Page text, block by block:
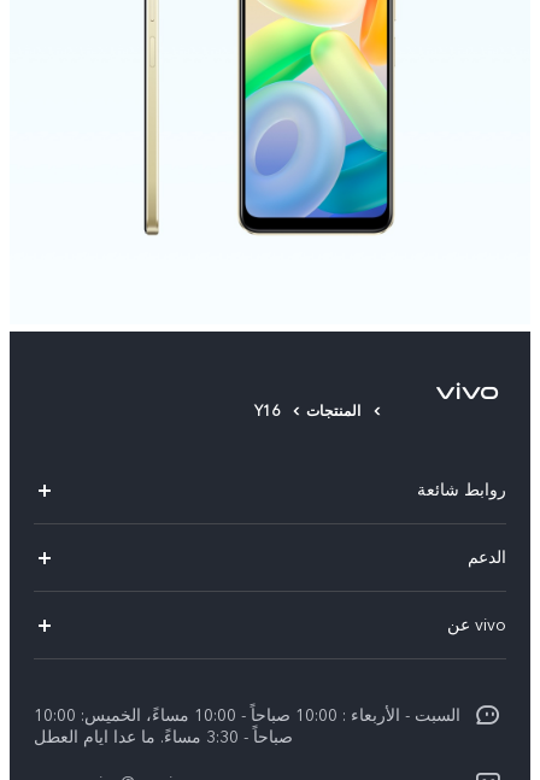
المنتجات Y16
روابط شائعة
X300 (New)
X200 FE (New)
الدعم
مركز الخدمة
Funtouch OS
vivo عن
الأخبار
الإشعارات القانونية
السبت - الأربعاء : 10:00 صباحاً - 10:00 مساءً، الخميس: 10:00
صباحاً - 3:30 مساءً. ما عدا ايام العطل